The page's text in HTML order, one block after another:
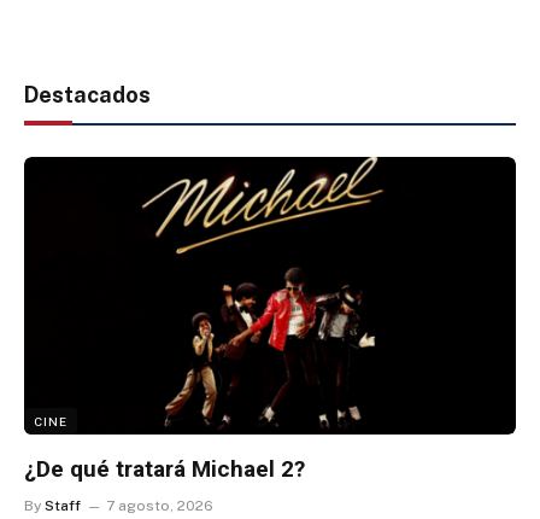
Destacados
CINE
¿De qué tratará Michael 2?
By Staff 7 agosto, 2026